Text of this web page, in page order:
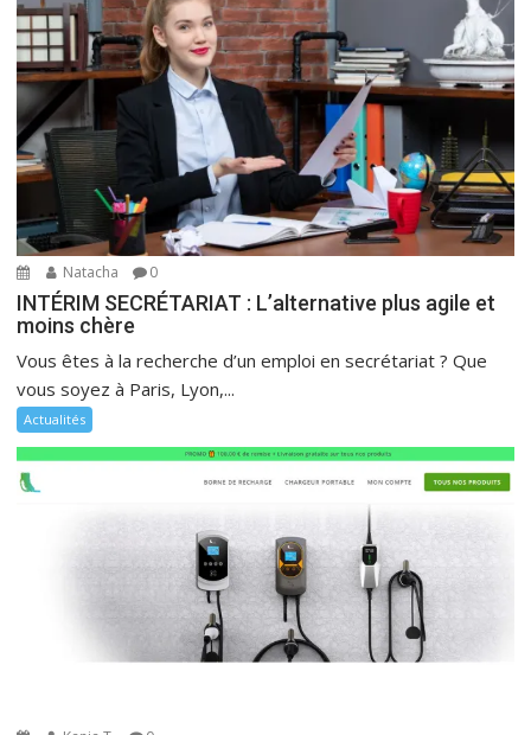
Natacha 0
INTÉRIM SECRÉTARIAT : L’alternative plus agile et
moins chère
Vous êtes à la recherche d’un emploi en secrétariat ? Que
vous soyez à Paris, Lyon,...
Actualités